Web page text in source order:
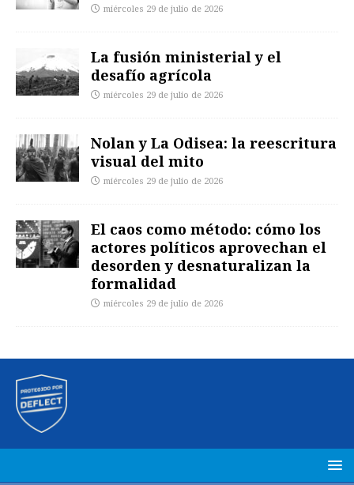
miércoles 29 de julio de 2026
La fusión ministerial y el
desafío agrícola
miércoles 29 de julio de 2026
Nolan y La Odisea: la reescritura
visual del mito
miércoles 29 de julio de 2026
El caos como método: cómo los
actores políticos aprovechan el
desorden y desnaturalizan la
formalidad
miércoles 29 de julio de 2026